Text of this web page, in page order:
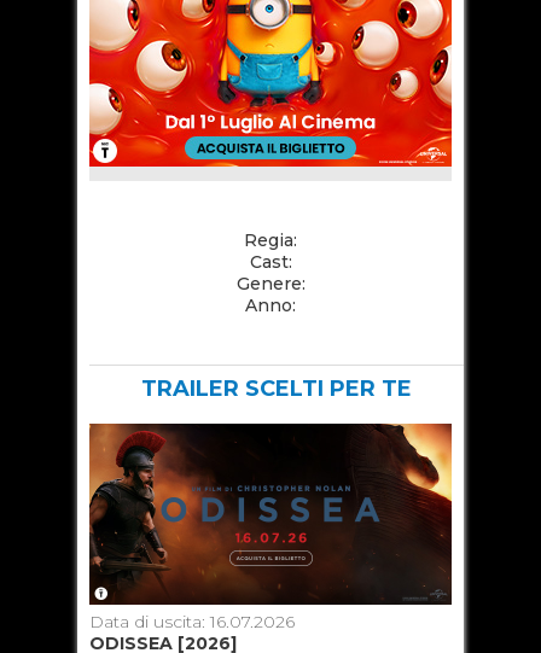
Regia:
Cast:
Genere:
Anno:
TRAILER SCELTI PER TE
Data di uscita: 16.07.2026
ODISSEA [2026]